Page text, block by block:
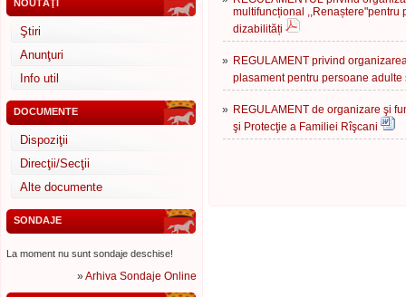
NOUTĂŢI
Ştiri
Anunţuri
Info util
DOCUMENTE
Dispoziţii
Direcţii/Secţii
Alte documente
SONDAJE
La moment nu sunt sondaje deschise!
»Arhiva Sondaje Online
multifuncțional
dizabilități
» REGULAMENT privind
plasament pentru persoane adulte
» REGULAMENT de organizare şi
şi Protecţie a Familiei Rîşcani